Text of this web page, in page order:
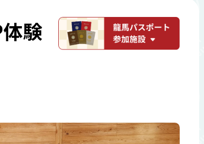
験